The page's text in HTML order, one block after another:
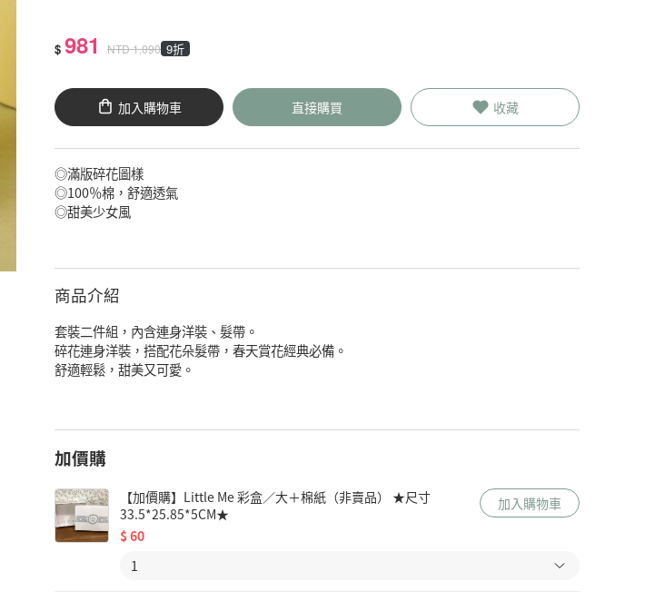
$ 981 NTD1,090 9折
加入購物車 直接購買 收藏
◎滿版碎花圖樣
◎100％棉，舒適透氣
◎甜美少女風
商品介紹
套裝二件組，內含連身洋裝、髮帶。
碎花連身洋裝，搭配花朵髮帶，春天賞花經典必備。
舒適輕鬆，甜美又可愛。
加價購
【加價購】Little Me 彩盒／大＋棉紙（非賣品） ★尺寸
33.5*25.85*5CM★
$60
加入購物車